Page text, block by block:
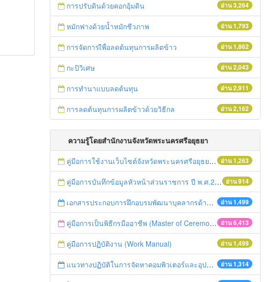
อ่าน 3,264
การปรับดินด้วยคอกอุ้มดิน
อ่าน 1,793
หมักฟางด้วยน้ำหมักชีวภาพ
อ่าน 1,862
การจัดการเืพื่อลดต้นทุนการผลิตข้าว
อ่าน 2,043
กะปิวิเศษ
อ่าน 2,911
การทำนาแบบลดต้นทุน
อ่าน 2,162
การลดต้นทุนการผลิตข้าวด้วยวิธีกล
ความรู้โดยสำนักงานจังหวัดพระนครศรีอยุธยา
อ่าน 1,263
คู่มือการใช้งานเว็บไซต์จังหวัดพระนครศรีอยุธยา พ.ศ.2559
อ่าน 914
คู่มือการบันทึกข้อมูลหัวหน้าส่วนราชการ ปี พ.ศ.2560
อ่าน 1,499
เอกสารประกอบการฝึกอบรมพัฒนาบุคลากรด้านการประชาสัมพันธ์จังหวัดพระนครศรีอยุธยา เมื่อวันที่ 22 เม.ย. 59
อ่าน 6,413
คู่มือการเป็นพิธีกรมืออาชีพ (Master of Ceremony: MC)
อ่าน 1,499
คู่มือการปฏิบัติงาน (Work Manual)
อ่าน 1,314
แนวทางปฏิบัติในการจัดหาคอมพิวเตอร์และอุปกรณ์ของส่วนราชการและ องค์กรปกครองส่วนท้องถิ่น